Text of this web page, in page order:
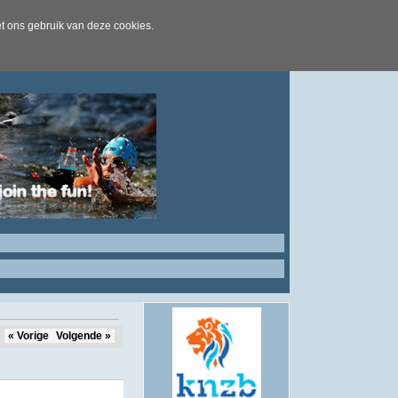
ons gebruik van deze cookies.
« Vorige Volgende »